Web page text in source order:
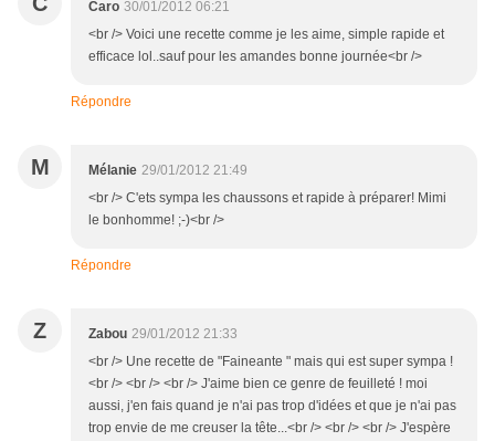
Caro 30/01/2012 06:21
<br /> Voici une recette comme je les aime, simple rapide et
efficace lol..sauf pour les amandes bonne journée<br />
Répondre
M Mélanie 29/01/2012 21:49
<br /> C'ets sympa les chaussons et rapide à préparer! Mimi
le bonhomme! ;-)<br />
Répondre
Z Zabou 29/01/2012 21:33
<br /> Une recette de "Faineante " mais qui est super sympa !
<br /> <br /> <br /> J'aime bien ce genre de feuilleté ! moi
aussi, j'en fais quand je n'ai pas trop d'idées et que je n'ai pas
trop envie de me creuser la tête...<br /> <br /> <br /> J'espère